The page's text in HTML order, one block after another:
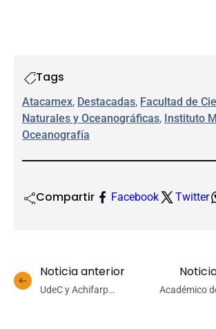
Tags
Atacamex, Destacadas, Facultad de
Naturales y Oceanográficas, Instituto
Oceanografía
Compartir Facebook Twitter
Noticia anterior
UdeC y Achifarp
Académico